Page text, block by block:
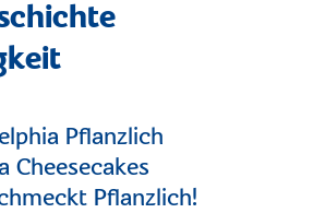
Pflanzlich
Cheesecakes
Pflanzlich!